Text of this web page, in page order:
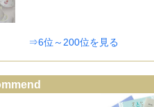
⇒6位～200位を見る